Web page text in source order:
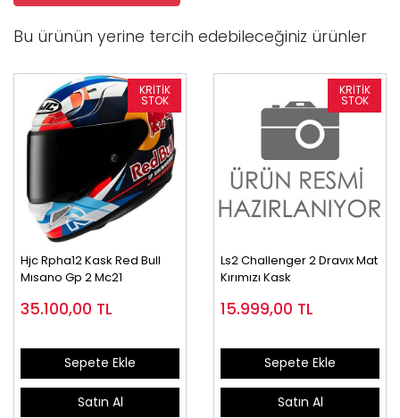
Bu ürünün yerine tercih edebileceğiniz ürünler
Hjc Rpha12 Kask Red Bull
Mısano Gp 2 Mc21
35.100,00 TL
Sepete Ekle
Satın Al
Ls2 Challenger 2 Dravıx Mat
Kırımızı Kask
15.999,00 TL
Sepete Ekle
Satın Al